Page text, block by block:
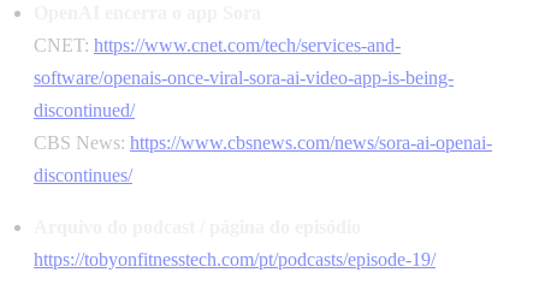
CNET: https://www.cnet.com/tech/services-and-
software/openais-once-viral-sora-ai-video-app-is-being-
discontinued/
CBS News: https://www.cbsnews.com/news/sora-ai-openai-
discontinues/
https://tobyonfitnesstech.com/pt/podcasts/episode-19/